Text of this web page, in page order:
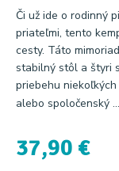
Či už ide o rodinný
priateľmi, tento
cesty. Táto
stabilný stôl a štyri
priebehu
alebo spoločenský ...
37,90 €